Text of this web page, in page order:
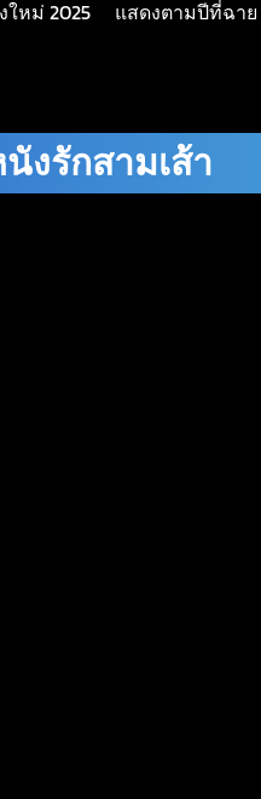
ใหม่ 2025 แสดงตามปีที่ฉาย
งรักสามเส้า